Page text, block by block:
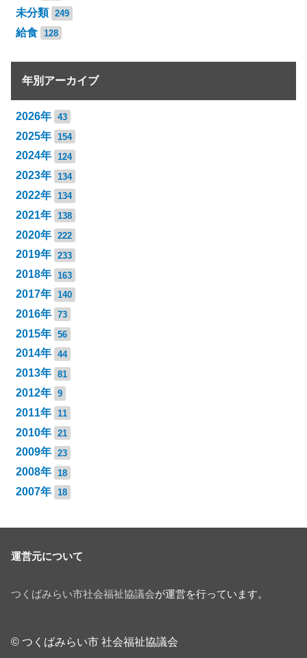
未分類 249
給食 128
年別アーカイブ
2026年 43
2025年 154
2024年 124
2023年 134
2022年 134
2021年 138
2020年 222
2019年 233
2018年 163
2017年 140
2016年 73
2015年 56
2014年 44
2013年 81
2012年 9
2011年 11
2010年 21
2009年 23
2008年 18
2007年 18
運営元について
つくばみらい市社会福祉協議会が運営を行っています。
© つくばみらい市 社会福祉協議会